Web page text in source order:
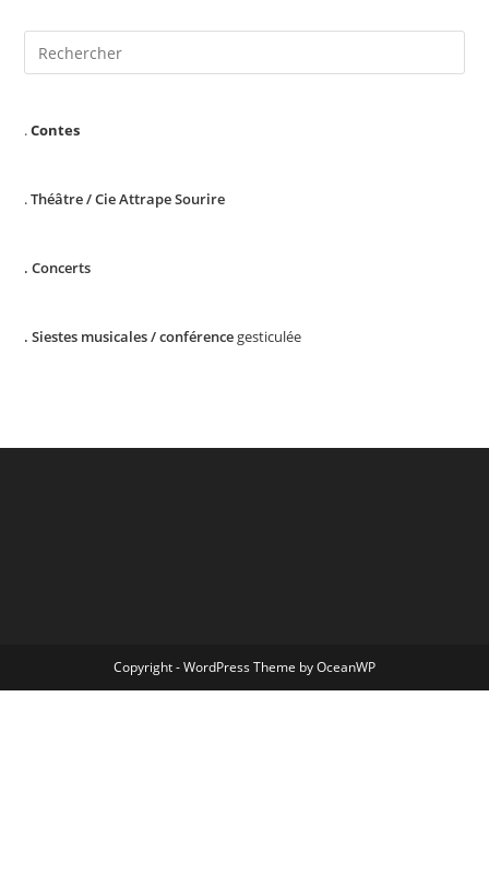
.Contes
.Théâtre /Cie Attrape Sourire
. Concerts
. Siestes musicales / conférencegesticulée
Copyright - WordPress Theme by OceanWP